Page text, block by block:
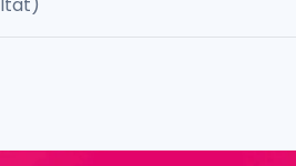
đ, ž, dž)